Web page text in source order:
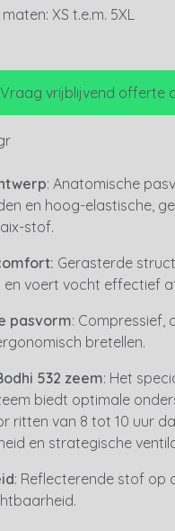
XS t.e.m. 5XL
Vraag vrijblijvend offerte
: Anatomische
en hoog-elastische,
stof.
Gerasterde
voert vocht effectief
pasvorm: Compressief,
bretellen.
532 zeem: Het
biedt optimale
ritten van 8 tot 10 uur
en strategische
: Reflecterende stof op